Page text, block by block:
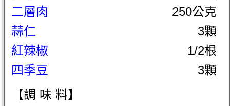
二層肉
250公克
蒜仁
3顆
紅辣椒
1/2根
四季豆
3顆
【調 味 料】